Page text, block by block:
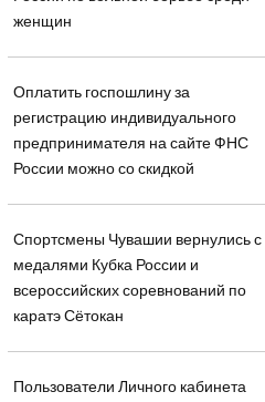
женщин
Оплатить госпошлину за
регистрацию индивидуального
предпринимателя на сайте ФНС
России можно со скидкой
Спортсмены Чувашии вернулись с
медалями Кубка России и
всероссийских соревнований по
каратэ Сётокан
Пользователи Личного кабинета